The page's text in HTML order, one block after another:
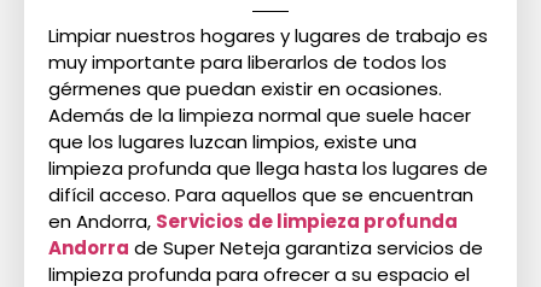
Limpiar nuestros hogares y lugares de trabajo es
muy importante para liberarlos de todos los
gérmenes que puedan existir en ocasiones.
Además de la limpieza normal que suele hacer
que los lugares luzcan limpios, existe una
limpieza profunda que llega hasta los lugares de
difícil acceso. Para aquellos que se encuentran
en Andorra, Servicios de limpieza profunda
Andorra de Super Neteja garantiza servicios de
limpieza profunda para ofrecer a su espacio el